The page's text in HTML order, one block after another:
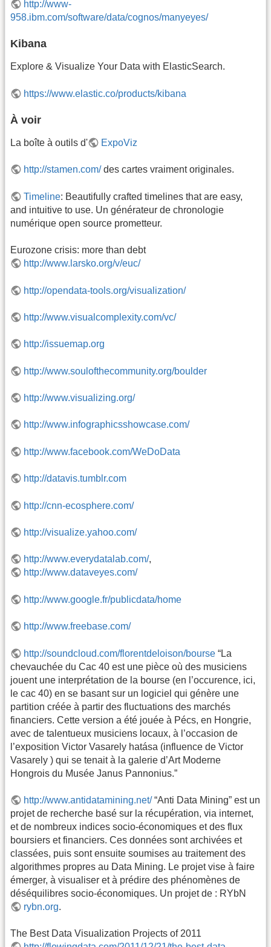
http://www-
958.ibm.com/software/data/cognos/manyeyes/
Kibana
Explore & Visualize Your Data with ElasticSearch.
https://www.elastic.co/products/kibana
À voir
La boîte à outils d' ExpoViz
http://stamen.com/des cartes vraiment originales.
Timeline: Beautifully crafted timelines that are easy,
and intuitive to use. Un générateur de chronologie
numérique open source prometteur.
Eurozone crisis: more than debt
http://www.larsko.org/v/euc/
http://opendata-tools.org/visualization/
http://www.visualcomplexity.com/vc/
http://issuemap.org
http://www.soulofthecommunity.org/boulder
http://www.visualizing.org/
http://www.infographicsshowcase.com/
http://www.facebook.com/WeDoData
http://datavis.tumblr.com
http://cnn-ecosphere.com/
http://visualize.yahoo.com/
http://www.everydatalab.com/,
http://www.dataveyes.com/
http://www.google.fr/publicdata/home
http://www.freebase.com/
http://soundcloud.com/florentdeloison/bourse “La
chevauchée du Cac 40 est une pièce où des musiciens
jouent une interprétation de la bourse (en l’occurence, ici,
le cac 40) en se basant sur un logiciel qui génère une
partition créée à partir des fluctuations des marchés
financiers. Cette version a été jouée à Pécs, en Hongrie,
avec de talentueux musiciens locaux, à l’occasion de
l’exposition Victor Vasarely hatása (influence de Victor
Vasarely ) qui se tenait à la galerie d’Art Moderne
Hongrois du Musée Janus Pannonius.”
http://www.antidatamining.net/“Anti Data Mining” est un
projet de recherche basé sur la récupération, via internet,
et de nombreux indices socio-économiques et des flux
boursiers et financiers. Ces données sont archivées et
classées, puis sont ensuite soumises au traitement des
algorithmes propres au Data Mining. Le projet vise à faire
émerger, à visualiser et à prédire des phénomènes de
déséquilibres socio-économiques. Un projet de : RYbN
rybn.org.
The Best Data Visualization Projects of 2011